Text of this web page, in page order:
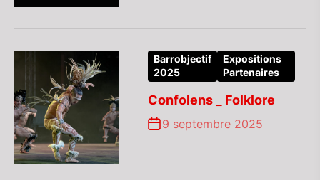
Barrobjectif
2025
Expositions
Partenaires
Confolens _ Folklore
9 septembre 2025